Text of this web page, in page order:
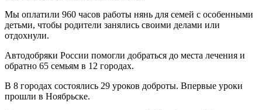
Мы оплатили 960 часов работы нянь для семей с особенными
детьми, чтобы родители занялись своими делами или
отдохнули.
Автодобряки России помогли добраться до места лечения и
обратно 65 семьям в 12 городах.
В 8 городах состоялись 29 уроков доброты. Впервые уроки
прошли в Ноябрьске.